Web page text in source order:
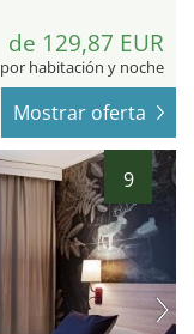
de 129,87 EUR
por habitación y noche
Mostrar oferta
9